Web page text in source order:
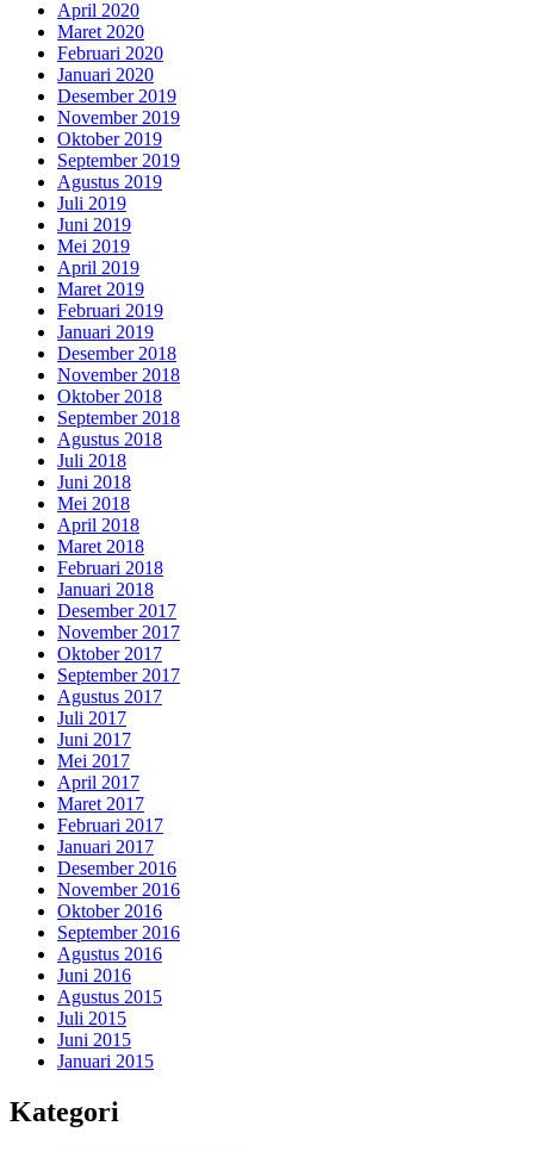
April 2020
Maret 2020
Februari 2020
Januari 2020
Desember 2019
November 2019
Oktober 2019
September 2019
Agustus 2019
Juli 2019
Juni 2019
Mei 2019
April 2019
Maret 2019
Februari 2019
Januari 2019
Desember 2018
November 2018
Oktober 2018
September 2018
Agustus 2018
Juli 2018
Juni 2018
Mei 2018
April 2018
Maret 2018
Februari 2018
Januari 2018
Desember 2017
November 2017
Oktober 2017
September 2017
Agustus 2017
Juli 2017
Juni 2017
Mei 2017
April 2017
Maret 2017
Februari 2017
Januari 2017
Desember 2016
November 2016
Oktober 2016
September 2016
Agustus 2016
Juni 2016
Agustus 2015
Juli 2015
Juni 2015
Januari 2015
Kategori